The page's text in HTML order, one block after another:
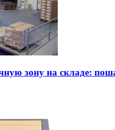
зону на складе: